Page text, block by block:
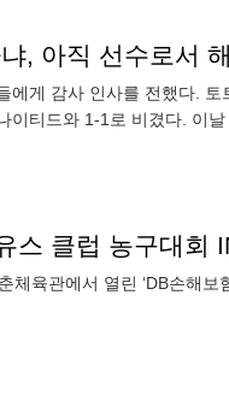
, 아직 선수로서
에게 감사 인사를 전했다.
티드와 1-1로 비겼다. 이
스 클럽 농구대회
체육관에서 열린 ‘DB손해